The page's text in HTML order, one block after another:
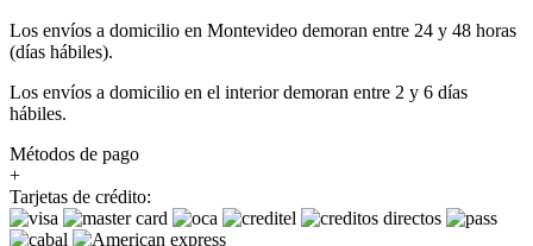
Los envíos a domicilio en Montevideo demoran entre 24 y 48 horas
(días hábiles).
Los envíos a domicilio en el interior demoran entre 2 y 6 días
hábiles.
Métodos de pago
+
Tarjetas de crédito: